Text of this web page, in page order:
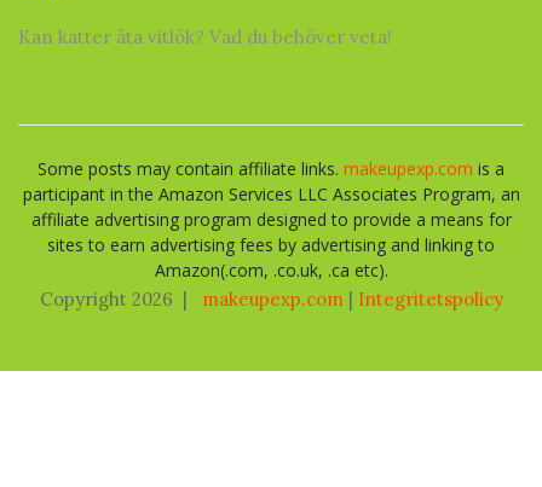
Kan katter äta vitlök? Vad du behöver veta!
Some posts may contain affiliate links. makeupexp.com is a
participant in the Amazon Services LLC Associates Program, an
affiliate advertising program designed to provide a means for
sites to earn advertising fees by advertising and linking to
Amazon(.com, .co.uk, .ca etc).
Copyright 2026 | makeupexp.com| Integritetspolicy